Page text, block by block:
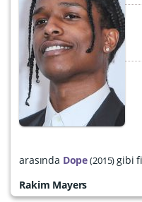
arasında Dope 2015 gibi
Rakim Mayers